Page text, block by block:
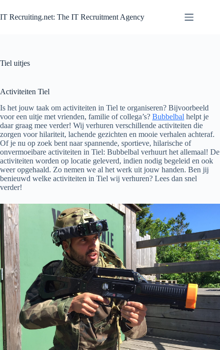
Inhalt
springen
IT Recruiting.net: The IT Recruitment Agency
Tiel uitjes
Activiteiten Tiel
Is het jouw taak om activiteiten in Tiel te organiseren? Bijvoorbeeld
voor een uitje met vrienden, familie of collega’s? Bubbelbal helpt je
daar graag mee verder! Wij verhuren verschillende activiteiten die
zorgen voor hilariteit, lachende gezichten en mooie verhalen achteraf.
Of je nu op zoek bent naar spannende, sportieve, hilarische of
onvermoeibare activiteiten in Tiel: Bubbelbal verhuurt het allemaal! De
activiteiten worden op locatie geleverd, indien nodig begeleid en ook
weer opgehaald. Zo nemen we al het werk uit jouw handen. Ben jij
benieuwd welke activiteiten in Tiel wij verhuren? Lees dan snel
verder!